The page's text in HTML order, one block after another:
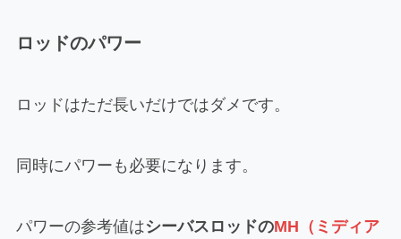
ロッドのパワー
ロッドはただ長いだけではダメです。
同時にパワーも必要になります。
パワーの参考値はシーバスロッドのMH（ミディア